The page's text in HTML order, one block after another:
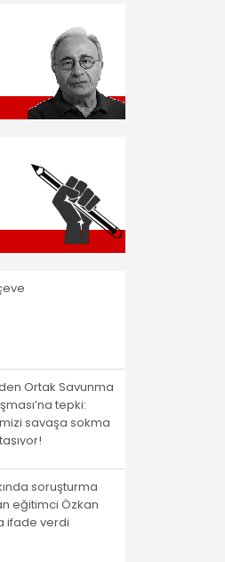
Ortak Savunma
tepki:
savaşa sokma
soruşturma
eğitimci Özkan
ifade verdi